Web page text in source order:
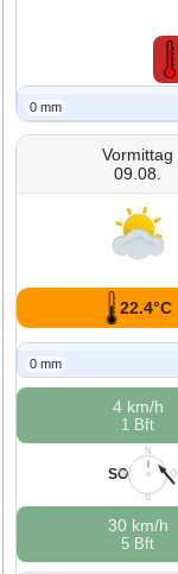
0 mm
Vormittag
09.08.
22.4°C
0 mm
4 km/h
1 Bft
N
O
S
W
SO
30 km/h
5 Bft